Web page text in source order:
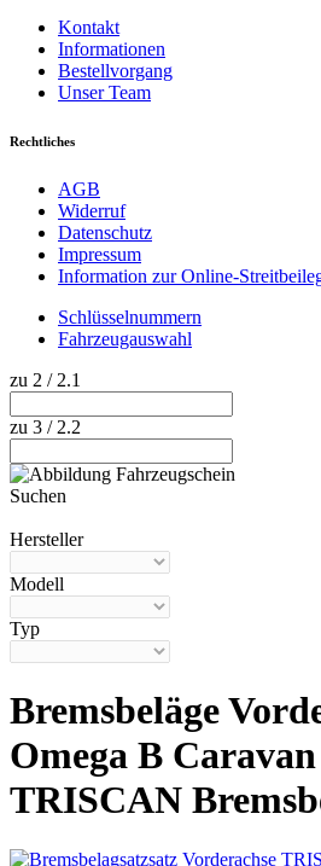
Kontakt
Informationen
Bestellvorgang
Unser Team
Rechtliches
AGB
Widerruf
Datenschutz
Impressum
Information zur Online-
Schlüsselnummern
Fahrzeugauswahl
zu 2 / 2.1
zu 3 / 2.2
Suchen
Hersteller
Modell
Typ
Bremsbeläge
Omega B
TRISCAN